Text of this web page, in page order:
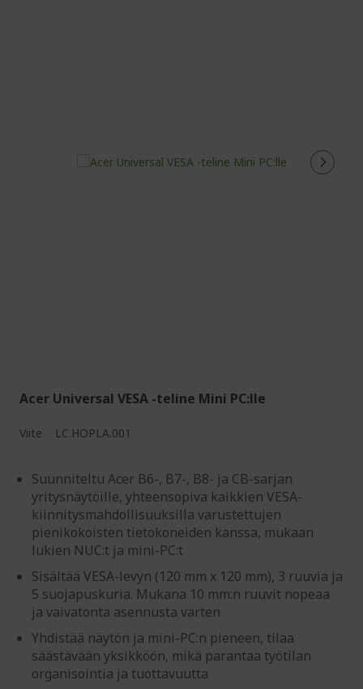
Acer Universal VESA -teline Mini PC:lle
Viite LC.HOPLA.001
Suunniteltu Acer B6-, B7-, B8- ja CB-sarjan
yritysnäytöille, yhteensopiva kaikkien VESA-
kiinnitysmahdollisuuksilla varustettujen
pienikokoisten tietokoneiden kanssa, mukaan
lukien NUC:t ja mini-PC:t
Sisältää VESA-levyn (120 mm x 120 mm), 3 ruuvia ja
5 suojapuskuria. Mukana 10 mm:n ruuvit nopeaa
ja vaivatonta asennusta varten
Yhdistää näytön ja mini-PC:n pieneen, tilaa
säästävään yksikköön, mikä parantaa työtilan
organisointia ja tuottavuutta